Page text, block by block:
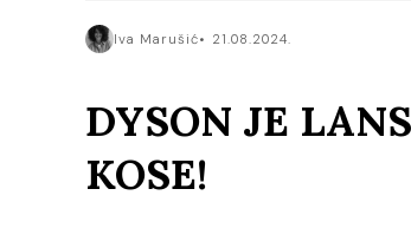
Iva Marušić 21.08.2024.
DYSON JE
KOSE!